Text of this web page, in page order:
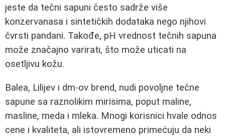
jeste da tečni sapuni često sadrže više
konzervanasa i sintetičkih dodataka nego njihovi
čvrsti pandani. Takođe, pH vrednost tečnih sapuna
može značajno varirati, što može uticati na
osetljivu kožu.
Balea, Lilijev i dm-ov brend, nudi povoljne tečne
sapune sa raznolikim mirisima, poput maline,
masline, meda i mleka. Mnogi korisnici hvale odnos
cene i kvaliteta, ali istovremeno primećuju da neki